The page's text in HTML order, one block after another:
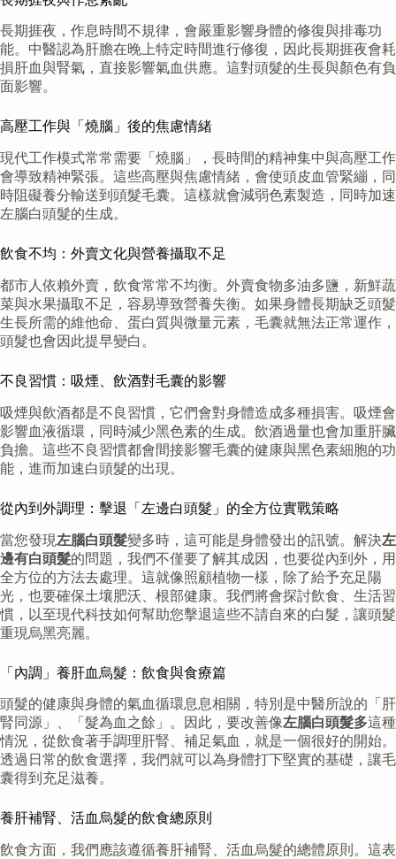
長期捱夜，作息時間不規律，會嚴重影響身體的修復與排毒功
能。中醫認為肝膽在晚上特定時間進行修復，因此長期捱夜會耗
損肝血與腎氣，直接影響氣血供應。這對頭髮的生長與顏色有負
面影響。
高壓工作與「燒腦」後的焦慮情緒
現代工作模式常常需要「燒腦」，長時間的精神集中與高壓工作
會導致精神緊張。這些高壓與焦慮情緒，會使頭皮血管緊繃，同
時阻礙養分輸送到頭髮毛囊。這樣就會減弱色素製造，同時加速
左腦白頭髮的生成。
飲食不均：外賣文化與營養攝取不足
都市人依賴外賣，飲食常常不均衡。外賣食物多油多鹽，新鮮蔬
菜與水果攝取不足，容易導致營養失衡。如果身體長期缺乏頭髮
生長所需的維他命、蛋白質與微量元素，毛囊就無法正常運作，
頭髮也會因此提早變白。
不良習慣：吸煙、飲酒對毛囊的影響
吸煙與飲酒都是不良習慣，它們會對身體造成多種損害。吸煙會
影響血液循環，同時減少黑色素的生成。飲酒過量也會加重肝臟
負擔。這些不良習慣都會間接影響毛囊的健康與黑色素細胞的功
能，進而加速白頭髮的出現。
從內到外調理：擊退「左邊白頭髮」的全方位實戰策略
當您發現左腦白頭髮變多時，這可能是身體發出的訊號。解決左
邊有白頭髮的問題，我們不僅要了解其成因，也要從內到外，用
全方位的方法去處理。這就像照顧植物一樣，除了給予充足陽
光，也要確保土壤肥沃、根部健康。我們將會探討飲食、生活習
慣，以至現代科技如何幫助您擊退這些不請自來的白髮，讓頭髮
重現烏黑亮麗。
「內調」養肝血烏髮：飲食與食療篇
頭髮的健康與身體的氣血循環息息相關，特別是中醫所說的「肝
腎同源」、「髮為血之餘」。因此，要改善像左腦白頭髮多這種
情況，從飲食著手調理肝腎、補足氣血，就是一個很好的開始。
透過日常的飲食選擇，我們就可以為身體打下堅實的基礎，讓毛
囊得到充足滋養。
養肝補腎、活血烏髮的飲食總原則
飲食方面，我們應該遵循養肝補腎、活血烏髮的總體原則。這表